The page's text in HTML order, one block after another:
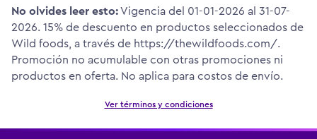
No olvides leer esto:Vigencia del 01-01-2026 al 31-07-
2026. 15% de descuento en productos seleccionados de
Wild foods, a través de https://thewildfoods.com/.
Promoción no acumulable con otras promociones ni
productos en oferta. No aplica para costos de envío.
Ver términos y condiciones